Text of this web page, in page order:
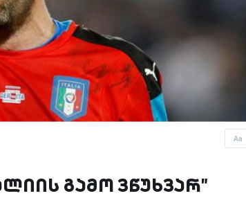
Aa
გამო ვწუხვარ"